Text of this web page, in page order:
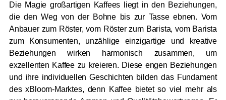
Die Magie großartigen Kaffees liegt in den Beziehungen,
die den Weg von der Bohne bis zur Tasse ebnen. Vom
Anbauer zum Röster, vom Röster zum Barista, vom Barista
zum Konsumenten, unzählige einzigartige und kreative
Beziehungen wirken harmonisch zusammen, um
exzellenten Kaffee zu kreieren. Diese engen Beziehungen
und ihre individuellen Geschichten bilden das Fundament
des xBloom-Marktes, denn Kaffee bietet so viel mehr als